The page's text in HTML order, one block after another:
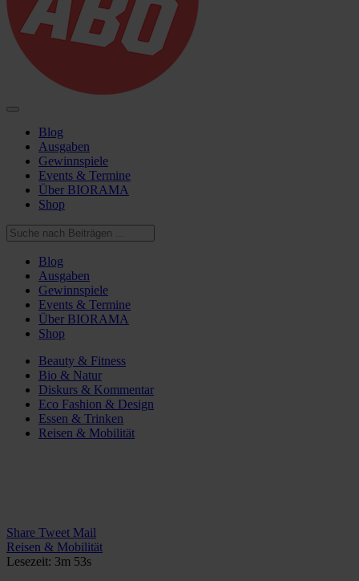
Blog
Ausgaben
Gewinnspiele
Events & Termine
Über BIORAMA
Shop
Blog
Ausgaben
Gewinnspiele
Events & Termine
Über BIORAMA
Shop
Beauty & Fitness
Bio & Natur
Diskurs & Kommentar
Eco Fashion & Design
Essen & Trinken
Reisen & Mobilität
Share Tweet Mail
Reisen & Mobilität
Lesezeit: 3m 53s